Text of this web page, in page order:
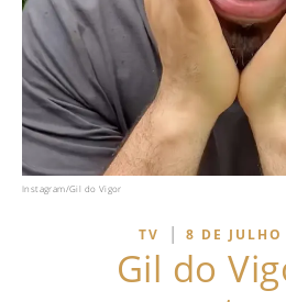
Instagram/Gil do Vigor
TV | 8 DE
Gil do